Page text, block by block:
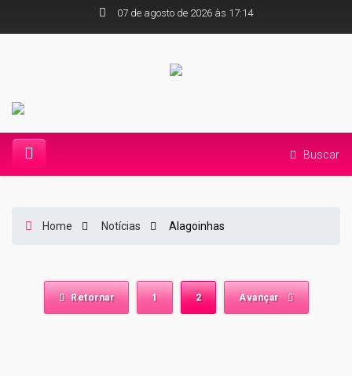
07 de agosto de 2026 às 17:14
Buscar
Home Notícias Alagoinhas
Retornar 1 2 Avançar